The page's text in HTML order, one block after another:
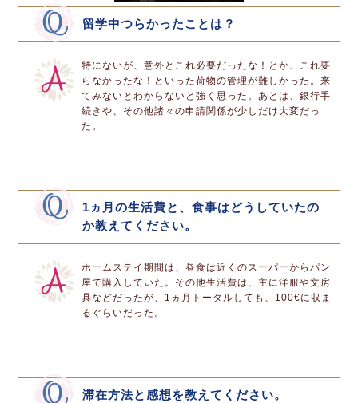
留学中つらかったことは？
特にないが、意外とこれ必要だったな！とか、これ要
らなかったな！といった荷物の管理が難しかった。来
てみないとわからないと強く思った。あとは、銀行手
続きや、その他諸々の申請関係が少しだけ大変だっ
た。
1ヵ月の生活費と、食事はどうしていたの
か教えてください。
ホームステイ期間は、昼食は近くのスーパーからパン
屋で購入していた。その他生活費は、主に洋服や文房
具などだったが、1ヵ月トータルしても、100€に収ま
るぐらいだった。
滞在方法と感想を教えてください。